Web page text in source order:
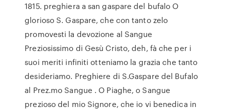
1815. preghiera a san gaspare del bufalo O
glorioso S. Gaspare, che con tanto zelo
promovesti la devozione al Sangue
Preziosissimo di Gesù Cristo, deh, fà che per i
suoi meriti infiniti otteniamo la grazia che tanto
desideriamo. Preghiere di S.Gaspare del Bufalo
al Prez.mo Sangue . O Piaghe, o Sangue
prezioso del mio Signore, che io vi benedica in